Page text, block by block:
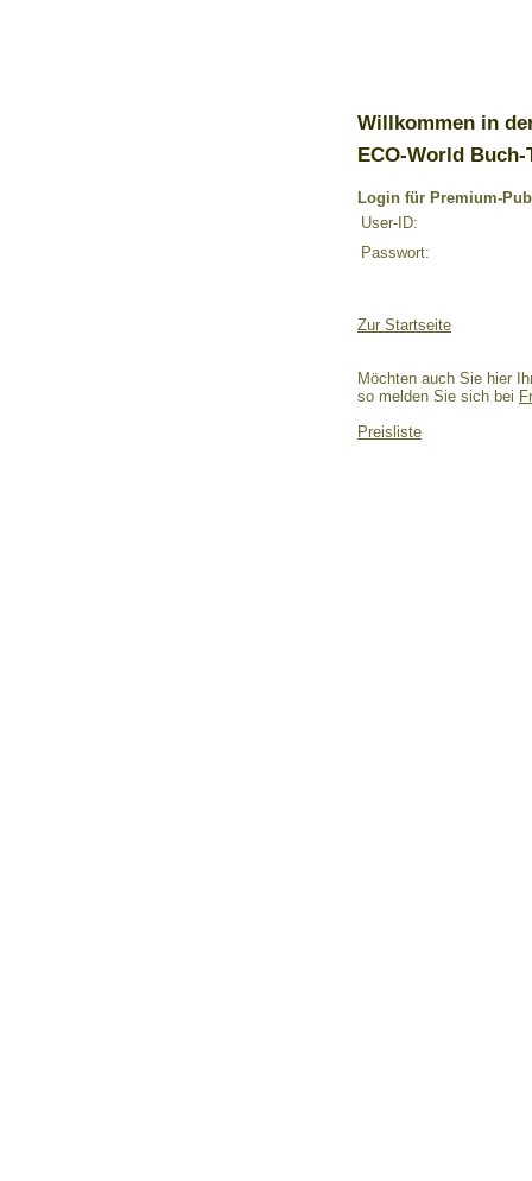
Willkommen in
ECO-World Buch-
Login für Premium-
User-ID:
Passwort:
Zur Startseite
Möchten auch Sie hier
so melden Sie sich bei
Preisliste